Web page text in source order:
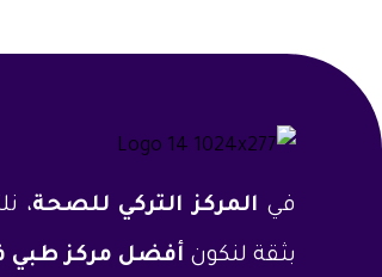
في المركز التركي للصحة،
بثقة لنكون أفضل مركز طبي